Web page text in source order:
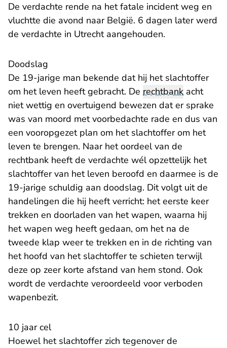
De verdachte rende na het fatale incident weg en
vluchtte die avond naar België. 6 dagen later werd
de verdachte in Utrecht aangehouden.
Doodslag
De 19-jarige man bekende dat hij het slachtoffer
om het leven heeft gebracht. De rechtbank acht
niet wettig en overtuigend bewezen dat er sprake
was van moord met voorbedachte rade en dus van
een vooropgezet plan om het slachtoffer om het
leven te brengen. Naar het oordeel van de
rechtbank heeft de verdachte wél opzettelijk het
slachtoffer van het leven beroofd en daarmee is de
19-jarige schuldig aan doodslag. Dit volgt uit de
handelingen die hij heeft verricht: het eerste keer
trekken en doorladen van het wapen, waarna hij
het wapen weg heeft gedaan, om het na de
tweede klap weer te trekken en in de richting van
het hoofd van het slachtoffer te schieten terwijl
deze op zeer korte afstand van hem stond. Ook
wordt de verdachte veroordeeld voor verboden
wapenbezit.
10 jaar cel
Hoewel het slachtoffer zich tegenover de